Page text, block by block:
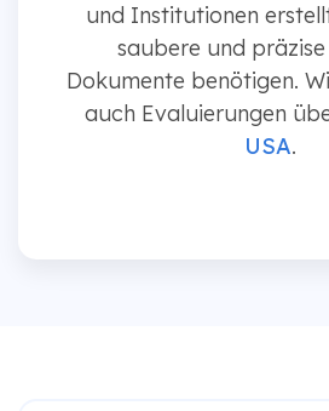
und Institutionen
saubere und präzise
Dokumente benötigen.
auch Evaluierungen
USA.